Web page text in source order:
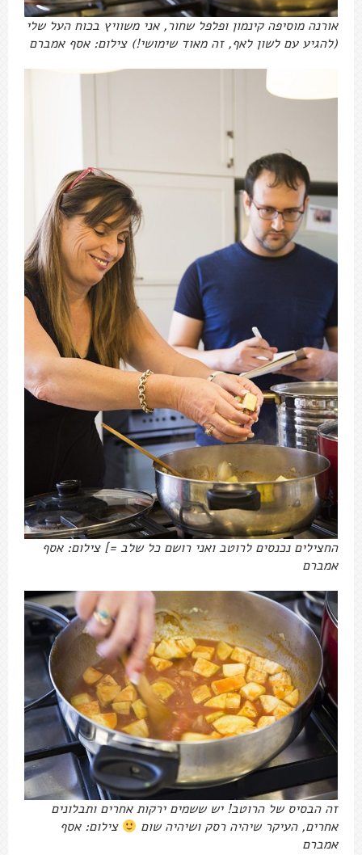
אורנה מוסיפה קינמון ופלפל שחור, אני משוויץ בכוח העל שלי
(להגיע עם לשון לאף, זה מאוד שימושי!) צילום: אסף אמברם
החצילים נכנסים לרוטב ואני רושם כל שלב =] צילום: אסף
אמברם
זה הבסיס של הרוטב! יש ששמים ירקות אחרים ותבלונים
אחרים, העיקר שיהיה רסק ושיהיה שום
צילום: אסף
אמברם